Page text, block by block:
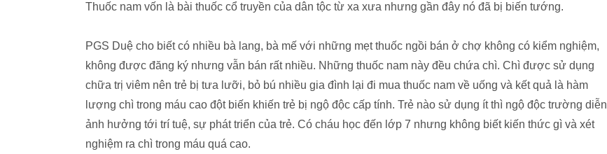
Thuốc nam vốn là bài thuốc cổ truyền của dân tộc từ xa xưa nhưng gần đây nó đã bị biến tướng.
PGS Duệ cho biết có nhiều bà lang, bà mế với những mẹt thuốc ngồi bán ở chợ không có kiểm nghiệm,
không được đăng ký nhưng vẫn bán rất nhiều. Những thuốc nam này đều chứa chì. Chì được sử dụng
chữa trị viêm nên trẻ bị tưa lưỡi, bỏ bú nhiều gia đình lại đi mua thuốc nam về uống và kết quả là hàm
lượng chì trong máu cao đột biến khiến trẻ bị ngộ độc cấp tính. Trẻ nào sử dụng ít thì ngộ độc trường diễn
ảnh hưởng tới trí tuệ, sự phát triển của trẻ. Có cháu học đến lớp 7 nhưng không biết kiến thức gì và xét
nghiệm ra chì trong máu quá cao.